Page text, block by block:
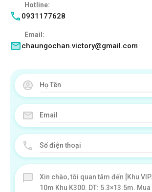
Hotline:
0931177628
Email:
chaungochan.victory@gmail.com